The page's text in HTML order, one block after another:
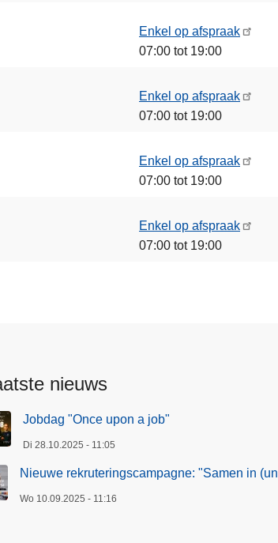
Enkel op afspraak
07:00 tot 19:00
Enkel op afspraak
07:00 tot 19:00
Enkel op afspraak
07:00 tot 19:00
Enkel op afspraak
07:00 tot 19:00
nieuws
Jobdag "Once upon a job"
Di 28.10.2025 - 11:05
Nieuwe rekruteringscampagne: "Samen in
Wo 10.09.2025 - 11:16